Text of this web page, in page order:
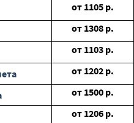
от 1105 р.
от 1308 р.
от 1103 р.
от 1202 р.
от 1500 р.
от 1206 р.